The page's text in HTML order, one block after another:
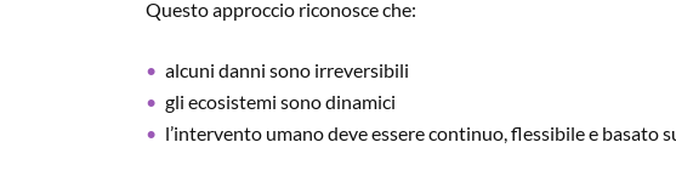
Questo approccio riconosce che:
alcuni danni sono irreversibili
gli ecosistemi sono dinamici
l’intervento umano deve essere continuo, flessibile e basato